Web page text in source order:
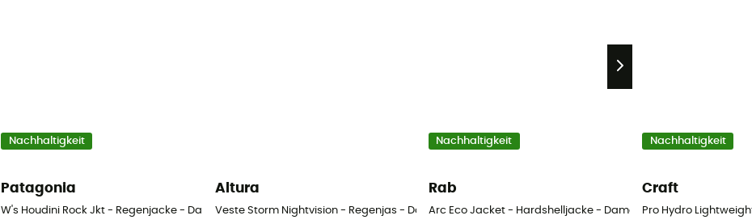
Nachhaltigkeit
Patagonia
W's Houdini Rock Jkt - Regenjacke - Damen
Altura
Veste Storm Nightvision - Regenjas - Dames
Nachhaltigkeit
Rab
Arc Eco Jacket - Hardshelljacke - Damen
Nachhaltigkeit
Craft
Pro Hydro